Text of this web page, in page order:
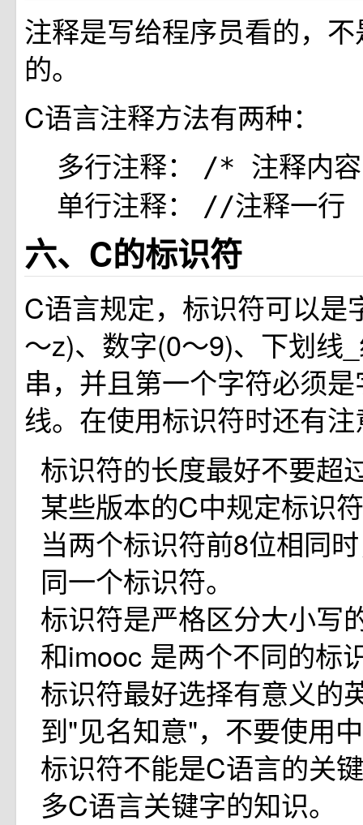
注释是写给程序员看的，
的。
C语言注释方法有两种：
多行注释：
/* 注释内
单行注释： //注释一行
六、C的标识符
C语言规定，标识符可以是
～z)、数字(0～9)、下划线
串，并且第一个字符必须
线。在使用标识符时还有
标识符的长度最好不要超
某些版本的C中规定标识
当两个标识符前8位相同
同一个标识符。
标识符是严格区分大小写
和imooc 是两个不同的标
标识符最好选择有意义的
到"见名知意"，不要使用
标识符不能是C语言的关
多C语言关键字的知识。